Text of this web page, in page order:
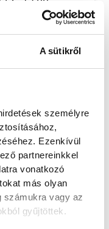
A sütikről
személyre
Ezenkívül
partnereinkkel
vonatkozó
más olyan
számukra vagy az
gyűjtöttek.
ARÉNA